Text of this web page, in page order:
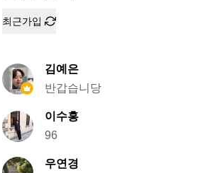
최근가입
김예은
반갑습니당
이수홍
96
우연경